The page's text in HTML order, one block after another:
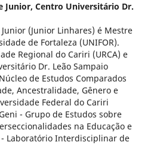
Junior, Centro Universitário Dr.
(Junior Linhares) é Mestre
de Fortaleza (UNIFOR).
Regional do Cariri (URCA) e
Dr. Leão Sampaio
de Estudos Comparados
Ancestralidade, Gênero e
Federal do Cariri
- Grupo de Estudos sobre
na Educação e
- Laboratório Interdisciplinar de